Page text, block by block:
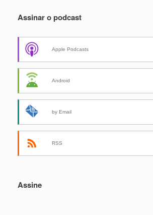
Assinar o podcast
Apple Podcasts
Android
by Email
RSS
Assine